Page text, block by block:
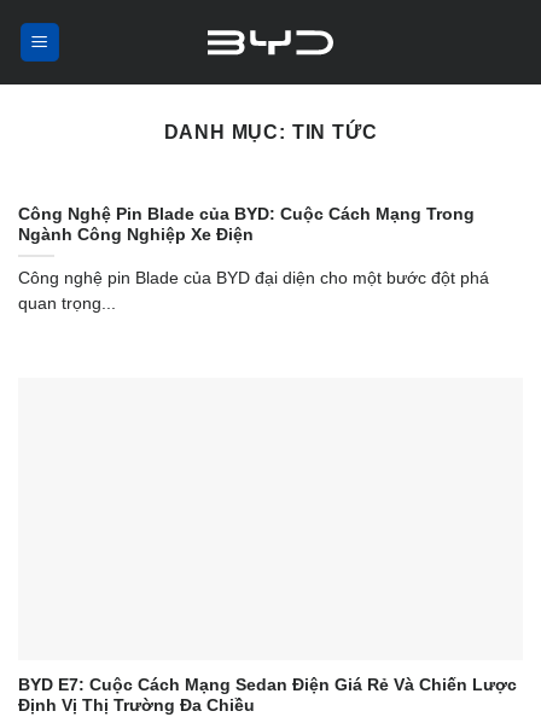
DANH MỤC: TIN TỨC
Công Nghệ Pin Blade của BYD: Cuộc Cách Mạng Trong
Ngành Công Nghiệp Xe Điện
Công nghệ pin Blade của BYD đại diện cho một bước đột phá
quan trọng...
BYD E7: Cuộc Cách Mạng Sedan Điện Giá Rẻ Và Chiến Lược
Định Vị Thị Trường Đa Chiều